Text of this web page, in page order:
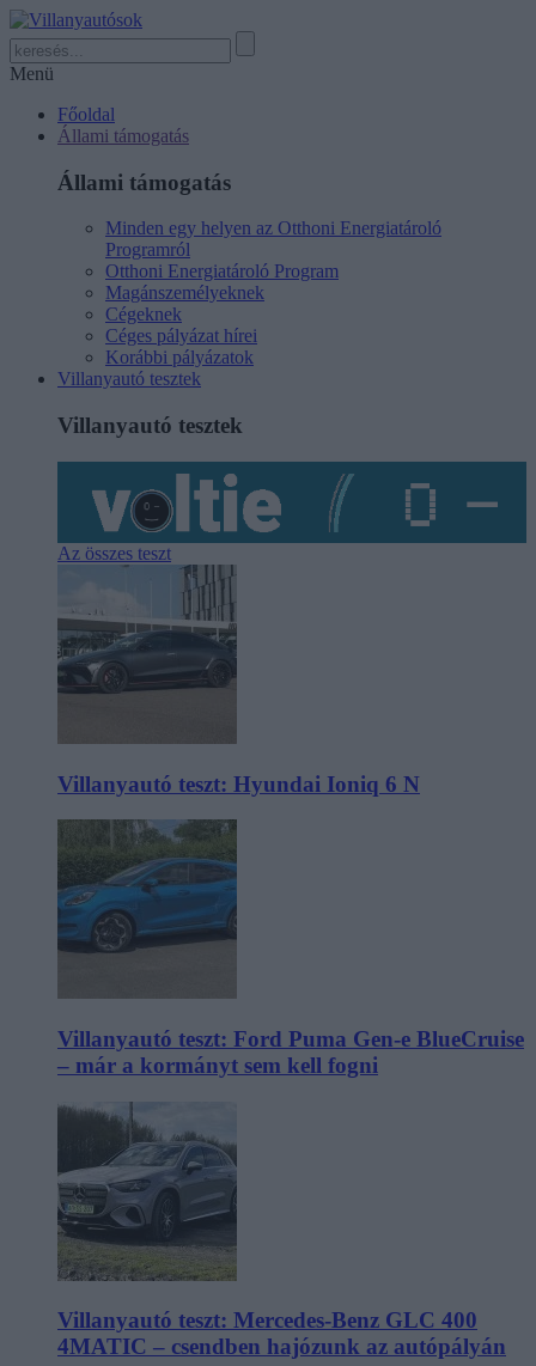
Menü
Főoldal
Állami támogatás
Állami támogatás
Minden egy helyen az Otthoni Energiatároló
Programról
Otthoni Energiatároló Program
Magánszemélyeknek
Cégeknek
Céges pályázat hírei
Korábbi pályázatok
Villanyautó tesztek
Villanyautó tesztek
Az összes teszt
Villanyautó teszt: Hyundai Ioniq 6 N
Villanyautó teszt: Ford Puma Gen-e BlueCruise
– már a kormányt sem kell fogni
Villanyautó teszt: Mercedes-Benz GLC 400
4MATIC – csendben hajózunk az autópályán